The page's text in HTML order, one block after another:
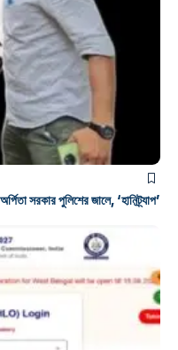
সরকার পুলিশের জালে, ‘হানিট্র্যাপ’